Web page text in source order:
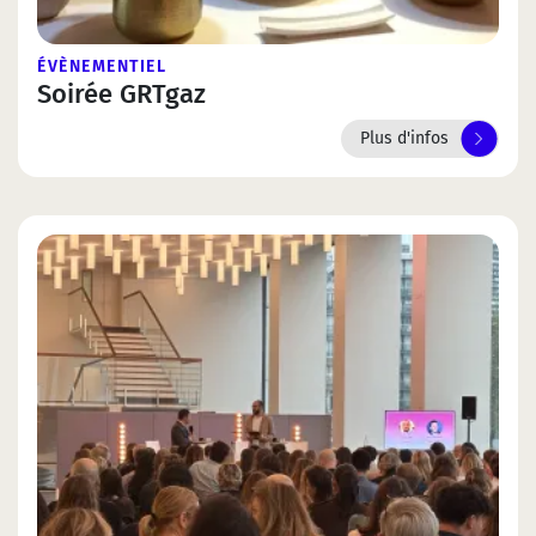
ÉVÈNEMENTIEL
Soirée GRTgaz
Plus d'infos